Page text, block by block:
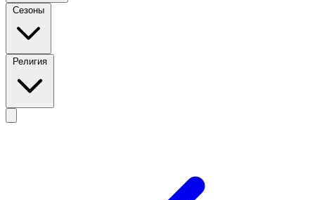
Сезоны
Религия